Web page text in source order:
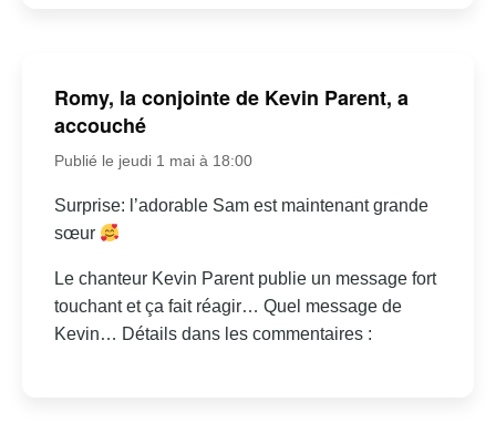
Romy, la conjointe de Kevin Parent, a
accouché
Publié le jeudi 1 mai à 18:00
Surprise: l’adorable Sam est maintenant grande
sœur
Le chanteur Kevin Parent publie un message fort
touchant et ça fait réagir… Quel message de
Kevin… Détails dans les commentaires :